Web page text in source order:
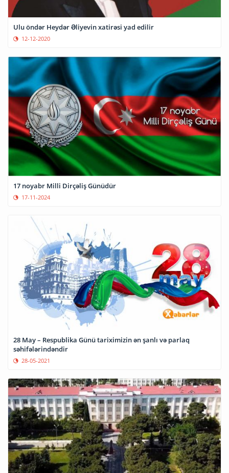
Ulu öndər Heydər Əliyevin xatirəsi yad edilir
12-12-2020
17 noyabr Milli Dirçəliş Günüdür
17-11-2024
28 May – Respublika Günü tariximizin ən şanlı və parlaq
səhifələrindəndir
28-05-2021